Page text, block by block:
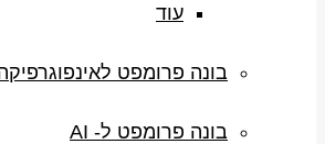
עוד
בונה פרומפט
בונה פרומפט ל- AI